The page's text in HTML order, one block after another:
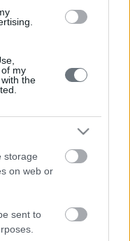
my
the
storage
on web or
sent to
σε μορφή IMRAD
επικεφαλίδων και
Εισαγωγής, Κυρίως
και τρόπο